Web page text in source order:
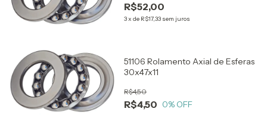
R$52,00
3x de R$17,33 sem juros
51106 Rolamento Axial de Esferas
30x47x11
R$4,50
R$4,50
0% OFF